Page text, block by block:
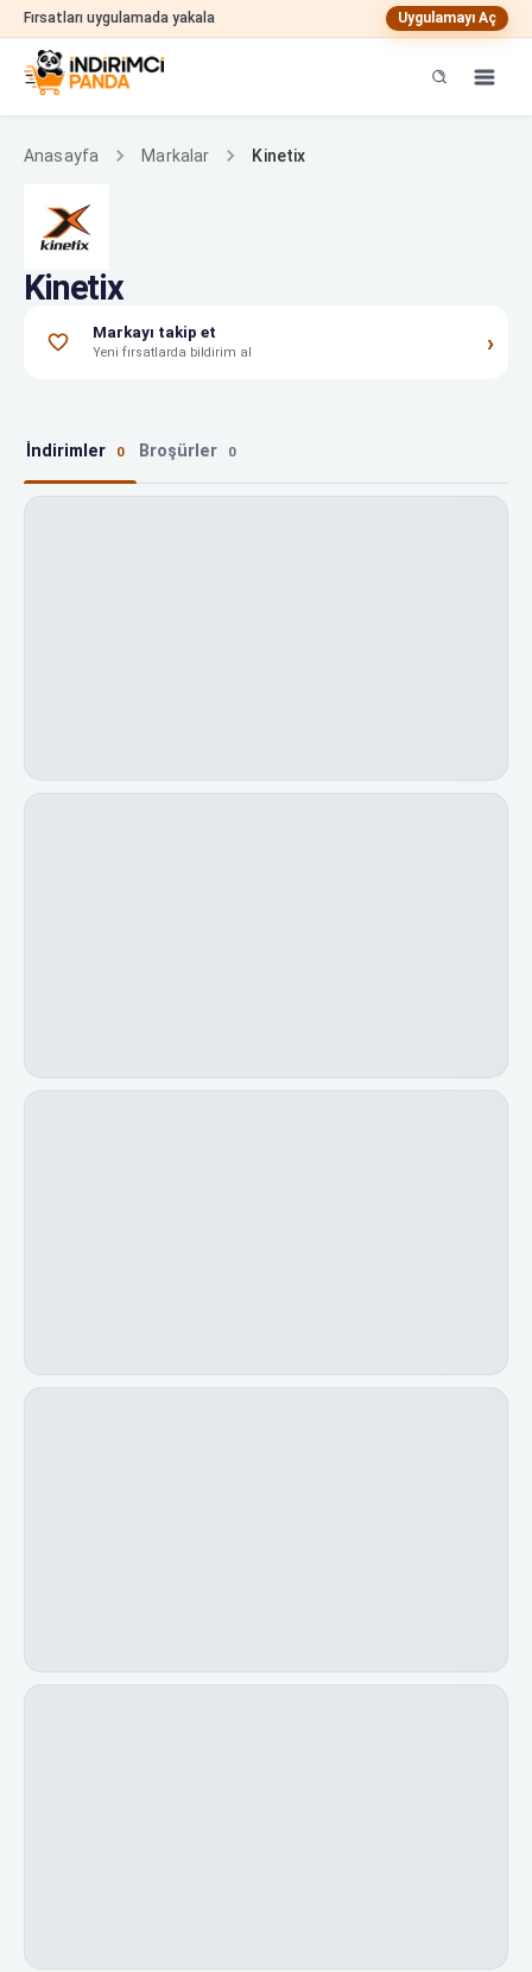
Fırsatları uygulamada yakala Uygulamayı Aç
Anasayfa Markalar Kinetix
Kinetix
Markayı takip et
Yeni fırsatlarda bildirim al ›
İndirimler 0 Broşürler 0
Kinetix indirimleri